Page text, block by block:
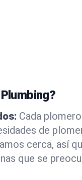
Cada
de
cerca, así
que se